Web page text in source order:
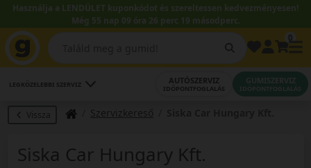
Használja a LENDÜLET kuponkódot és szereltessen kedvezményesen!
Még 55 nap 09 óra 26 perc 19 másodperc.
LEGKÖZELEBBI SZERVIZ AUTÓSZERVIZ
IDŐPONTFOGLALÁS
GUMISZERVIZ
IDŐPONTFOGLALÁS
Vissza Szervizkereső
Siska Car Hungary Kft.